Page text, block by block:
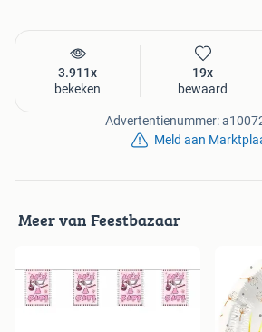
3.911x
bekeken
19x
bewaard
Advertentienummer:
Meld aan
Meer van Feestbazaar